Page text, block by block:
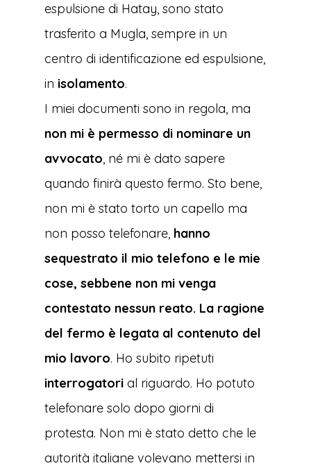
espulsione di Hatay, sono stato
trasferito a Mugla, sempre in un
centro di identificazione ed espulsione,
in isolamento.
I miei documenti sono in regola, ma
non mi è permesso di nominare un
avvocato, né mi è dato sapere
quando finirà questo fermo. Sto bene,
non mi è stato torto un capello ma
non posso telefonare, hanno
sequestrato il mio telefono e le mie
cose, sebbene non mi venga
contestato nessun reato. La ragione
del fermo è legata al contenuto del
mio lavoro. Ho subito ripetuti
interrogatori al riguardo. Ho potuto
telefonare solo dopo giorni di
protesta. Non mi è stato detto che le
autorità italiane volevano mettersi in